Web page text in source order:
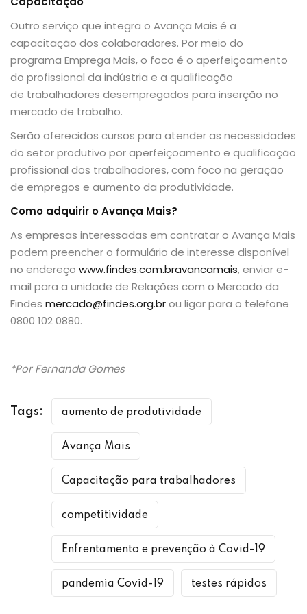
Outro serviço que integra o Avança Mais é a
capacitação dos colaboradores. Por meio do
programa Emprega Mais, o foco é o aperfeiçoamento
do profissional da indústria e a qualificação
de trabalhadores desempregados para inserção no
mercado de trabalho.
Serão oferecidos cursos para atender as necessidades
do setor produtivo por aperfeiçoamento e qualificação
profissional dos trabalhadores, com foco na geração
de empregos e aumento da produtividade.
Como adquirir o Avança Mais?
As empresas interessadas em contratar o Avança Mais
podem preencher o formulário de interesse disponível
no endereço www.findes.com.bravancamais, enviar e-
mail para a unidade de Relações com o Mercado da
Findes mercado@findes.org.brou ligar para o telefone
0800 102 0880.
*Por Fernanda Gomes
Tags: aumento de produtividade
Avança Mais
Capacitação para trabalhadores
competitividade
Enfrentamento e prevenção à Covid-19
pandemia Covid-19 testes rápidos